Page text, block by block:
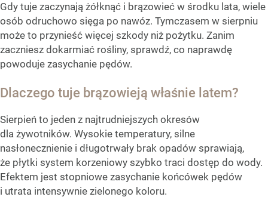
Gdy tuje zaczynają żółknąć i brązowieć w środku lata, wiele
osób odruchowo sięga po nawóz. Tymczasem w sierpniu
może to przynieść więcej szkody niż pożytku. Zanim
zaczniesz dokarmiać rośliny, sprawdź, co naprawdę
powoduje zasychanie pędów.
Dlaczego tuje brązowieją właśnie latem?
Sierpień to jeden z najtrudniejszych okresów
dla żywotników. Wysokie temperatury, silne
nasłonecznienie i długotrwały brak opadów sprawiają,
że płytki system korzeniowy szybko traci dostęp do wody.
Efektem jest stopniowe zasychanie końcówek pędów
i utrata intensywnie zielonego koloru.